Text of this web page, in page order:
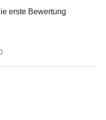
erste Bewertung